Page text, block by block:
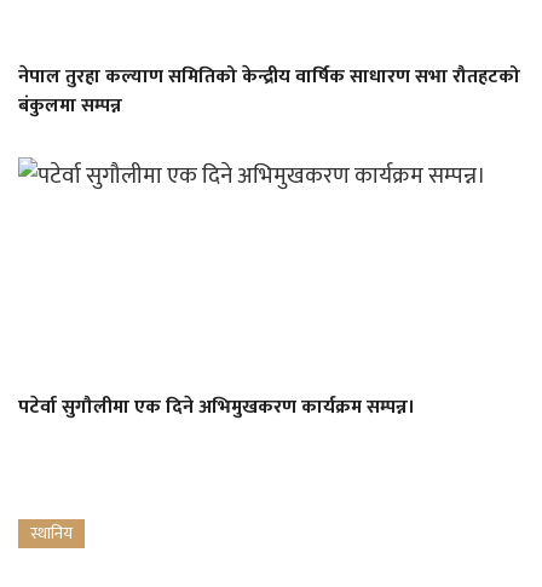
नेपाल तुरहा कल्याण समितिको केन्द्रीय वार्षिक साधारण सभा रौतहटको
बंकुलमा सम्पन्न
पटेर्वा सुगौलीमा एक दिने अभिमुखकरण कार्यक्रम सम्पन्न।
स्थानिय